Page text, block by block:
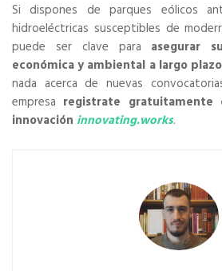
Si dispones de parques eólicos
hidroeléctricas susceptibles de
puede ser clave para asegurar
económica y ambiental a largo plazo
nada acerca de nuevas
empresa registrate
innovación innovating.works.